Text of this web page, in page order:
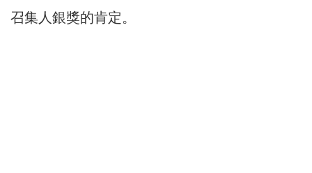
召集人銀獎的肯定。